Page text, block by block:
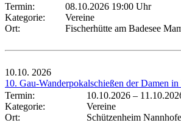
Termin:
08.10.2026 19:00 Uhr
Kategorie:
Vereine
Ort:
Fischerhütte am Badesee
10.10. 2026
10. Gau-Wanderpokalschießen der Damen
Termin:
10.10.2026 –
Kategorie:
Vereine
Ort:
Schützenheim